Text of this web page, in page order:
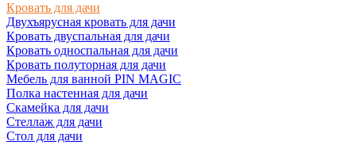
Кровать для дачи
Двухъярусная кровать для дачи
Кровать двуспальная для дачи
Кровать односпальная для дачи
Кровать полуторная для дачи
Мебель для ванной PIN MAGIC
Полка настенная для дачи
Скамейка для дачи
Стеллаж для дачи
Стол для дачи